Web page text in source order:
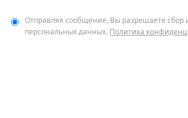
Отправляя сообщение, Вы разрешаете сбор
персональных данных. Политика